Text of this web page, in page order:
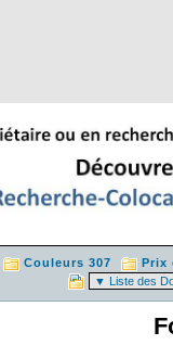
Couleurs 307 Prix